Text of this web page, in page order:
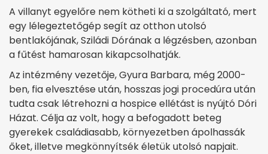
A villanyt egyelőre nem kötheti ki a szolgáltató, mert
egy lélegeztetőgép segít az otthon utolsó
bentlakójának, Sziládi Dórának a légzésben, azonban
a fűtést hamarosan kikapcsolhatják.
Az intézmény vezetője, Gyura Barbara, még 2000-
ben, fia elvesztése után, hosszas jogi procedúra után
tudta csak létrehozni a hospice ellétást is nyújtó Dóri
Házat. Célja az volt, hogy a befogadott beteg
gyerekek családiasabb, környezetben ápolhassák
őket, illetve megkönnyítsék életük utolsó napjait.